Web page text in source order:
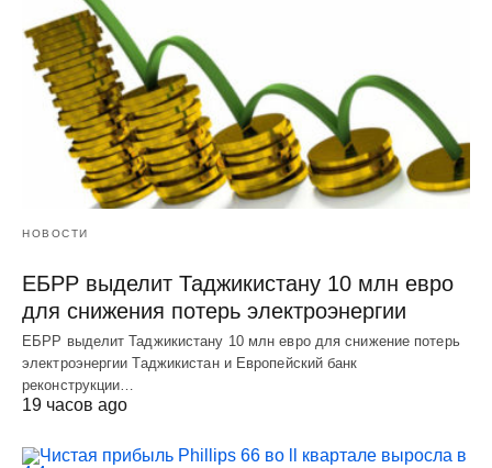
НОВОСТИ
ЕБРР выделит Таджикистану 10 млн евро
для снижения потерь электроэнергии
ЕБРР выделит Таджикистану 10 млн евро для снижение потерь
электроэнергии Таджикистан и Европейский банк
реконструкции…
19 часов ago